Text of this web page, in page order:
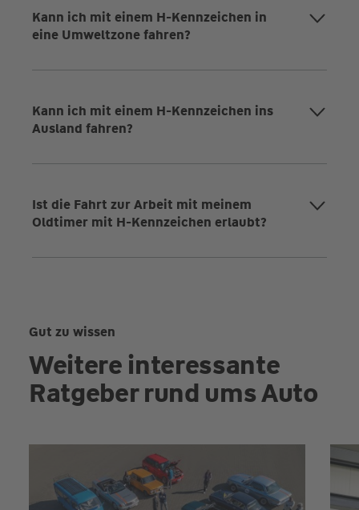
Kann ich mit einem H-Kennzeichen in
eine Umweltzone fahren?
Kann ich mit einem H-Kennzeichen ins
Ausland fahren?
Ist die Fahrt zur Arbeit mit meinem
Oldtimer mit H-Kennzeichen erlaubt?
Gut zu wissen
Weitere interessante
Ratgeber rund ums Auto